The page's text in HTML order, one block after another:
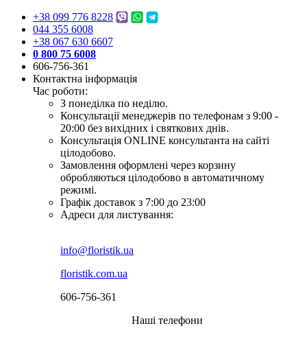
+38 099 776 8228
044 355 6008
+38 067 630 6607
0 800 75 6008
606-756-361
Контактна інформація
Час роботи:
З понеділка по неділю.
Консультації менеджерів по телефонам з 9:00 -
20:00 без вихідних і святкових днів.
Консультація ONLINE консультанта на сайті
цілодобово.
Замовлення оформлені через корзину
обробляються цілодобово в автоматичному
режимі.
Графік доставок з 7:00 до 23:00
Адреси для листування:
info@floristik.ua
floristik.com.ua
606-756-361
Наші телефони